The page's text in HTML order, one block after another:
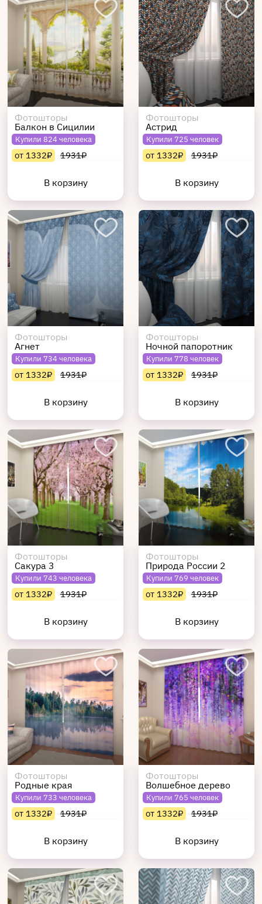
Фотошторы
Балкон в Сицилии
Купили 824 человека
от 1332₽ 1931₽
В корзину
Фотошторы
Астрид
Купили 725 человек
от 1332₽ 1931₽
В корзину
Фотошторы
Агнет
Купили 734 человека
от 1332₽ 1931₽
В корзину
Фотошторы
Ночной папоротник
Купили 778 человек
от 1332₽ 1931₽
В корзину
Фотошторы
Сакура 3
Купили 743 человека
от 1332₽ 1931₽
В корзину
Фотошторы
Природа России 2
Купили 769 человек
от 1332₽ 1931₽
В корзину
Фотошторы
Родные края
Купили 733 человека
от 1332₽ 1931₽
В корзину
Фотошторы
Волшебное дерево
Купили 765 человек
от 1332₽ 1931₽
В корзину